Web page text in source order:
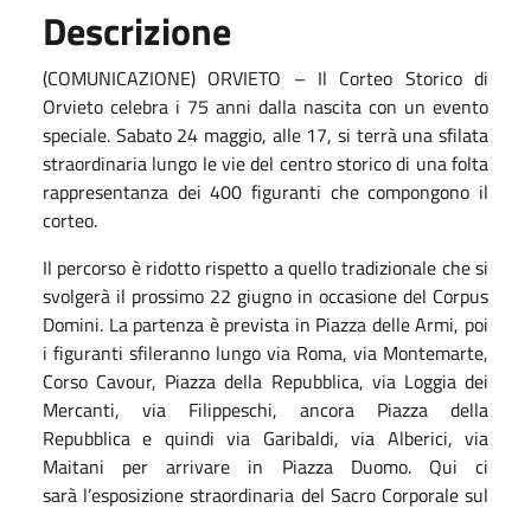
Descrizione
(COMUNICAZIONE) ORVIETO – Il Corteo Storico di
Orvieto celebra i 75 anni dalla nascita con un evento
speciale. Sabato 24 maggio, alle 17, si terrà una sfilata
straordinaria lungo le vie del centro storico di una folta
rappresentanza dei 400 figuranti che compongono il
corteo.
Il percorso è ridotto rispetto a quello tradizionale che si
svolgerà il prossimo 22 giugno in occasione del Corpus
Domini. La partenza è prevista in Piazza delle Armi, poi
i figuranti sfileranno lungo via Roma, via Montemarte,
Corso Cavour, Piazza della Repubblica, via Loggia dei
Mercanti, via Filippeschi, ancora Piazza della
Repubblica e quindi via Garibaldi, via Alberici, via
Maitani per arrivare in Piazza Duomo. Qui ci
sarà l’esposizione straordinaria del Sacro Corporale sul